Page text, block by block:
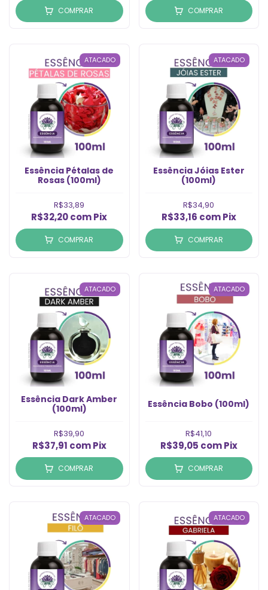
COMPRAR COMPRAR
ATACADO
Essência Pétalas de
Rosas (100ml)
R$33,89
R$32,20comPix
COMPRAR
ATACADO
Essência Jóias Ester
(100ml)
R$34,90
R$33,16 com Pix
COMPRAR
ATACADO
Essência Dark Amber
(100ml)
R$39,90
R$37,91 com Pix
COMPRAR
ATACADO
Essência Bobo (100ml)
R$41,10
R$39,05 com Pix
COMPRAR
ATACADO ATACADO